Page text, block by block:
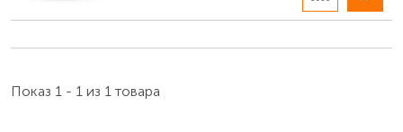
Показ 1 - 1 из 1 товара